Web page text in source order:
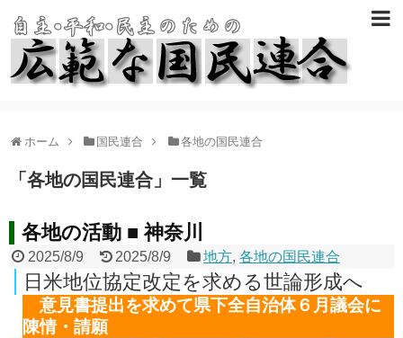
ホーム 国民連合 各地の国民連合
「 各地の国民連合 」 一覧
各地の活動 ■ 神奈川
2025/8/9 2025/8/9 地方,各地の国民連合
日米地位協定改定を求める世論形成へ
意見書提出を求めて県下全自治体６月議会に
陳情・請願